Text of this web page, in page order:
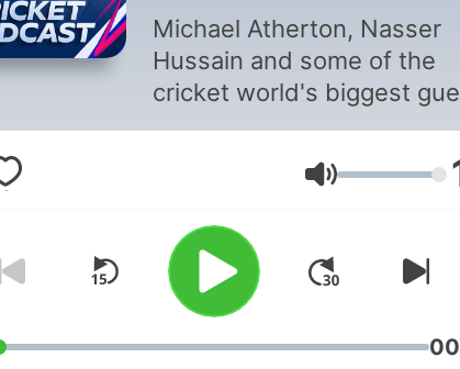
Michael Atherton, Nasser
Hussain and some of the
cricket world's biggest
analyse and debate the
stories and talking points
international and domestic
cricket. - •You can watch
cricket action live on Sky
Sports. If you're not already
Sky customer, you can
Sky Sports on your terms
Głośność